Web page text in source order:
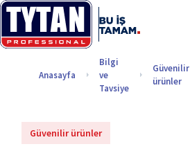
Anasayfa
Bilgi
ve
Tavsiye
Güvenilir
ürünler
Güvenilir ürünler